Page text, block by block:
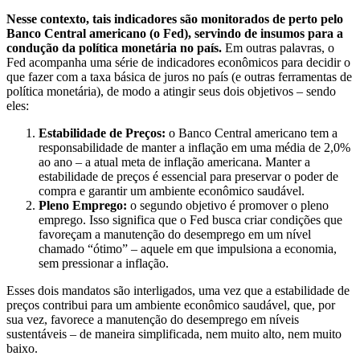
Nesse contexto, tais indicadores são monitorados de perto pelo
Banco Central americano (o Fed), servindo de insumos para a
condução da política monetária no país. Em outras palavras, o
Fed acompanha uma série de indicadores econômicos para decidir o
que fazer com a taxa básica de juros no país (e outras ferramentas de
política monetária), de modo a atingir seus dois objetivos – sendo
eles:
Estabilidade de Preços: o Banco Central americano tem a
responsabilidade de manter a inflação em uma média de 2,0%
ao ano – a atual meta de inflação americana. Manter a
estabilidade de preços é essencial para preservar o poder de
compra e garantir um ambiente econômico saudável.
Pleno Emprego: o segundo objetivo é promover o pleno
emprego. Isso significa que o Fed busca criar condições que
favoreçam a manutenção do desemprego em um nível
chamado “ótimo” – aquele em que impulsiona a economia,
sem pressionar a inflação.
Esses dois mandatos são interligados, uma vez que a estabilidade de
preços contribui para um ambiente econômico saudável, que, por
sua vez, favorece a manutenção do desemprego em níveis
sustentáveis – de maneira simplificada, nem muito alto, nem muito
baixo.